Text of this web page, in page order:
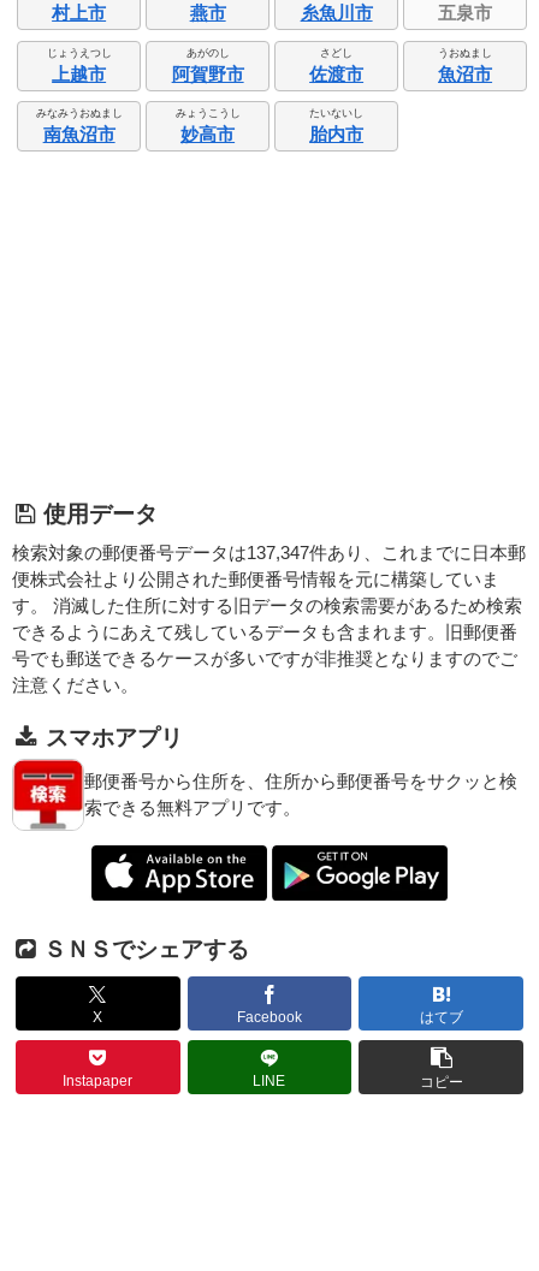
村上市 燕市 糸魚川市 五泉市
じょうえつし
上越市
あがのし
阿賀野市
さどし
佐渡市
うおぬまし
魚沼市
みなみうおぬまし
南魚沼市
みょうこうし
妙高市
たいないし
胎内市
使用データ
検索対象の郵便番号データは137,347件あり、これまでに日本郵
便株式会社より公開された郵便番号情報を元に構築していま
す。 消滅した住所に対する旧データの検索需要があるため検索
できるようにあえて残しているデータも含まれます。旧郵便番
号でも郵送できるケースが多いですが非推奨となりますのでご
注意ください。
スマホアプリ
郵便番号から住所を、住所から郵便番号をサクッと検
索できる無料アプリです。
ＳＮＳでシェアする
X Facebook はてブ
Instapaper LINE コピー